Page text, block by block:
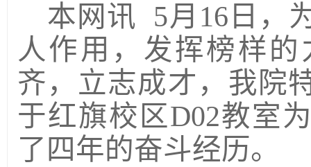
本网讯
5月16日，
人作用，发挥榜样
齐，立志成才，我院
于红旗校区D02教室
了四年的奋斗经历。